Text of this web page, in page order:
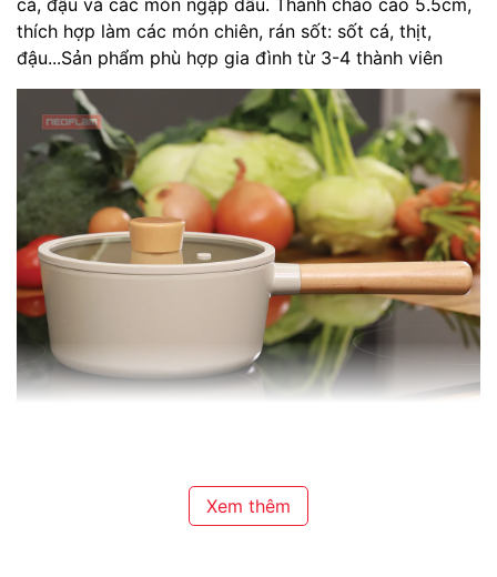
thích hợp làm các món chiên, rán sốt: sốt cá, thịt,
đậu...Sản phẩm phù hợp gia đình từ 3-4 thành viên
Đường kính: 18cm / Dung tích : 1.6 lít. Sản phẩm nhỏ
vừa, thích hợp quấy cháo bột cho bé, kho thịt cá, nấu
Xem thêm